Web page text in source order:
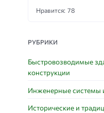
Нравится: 78
РУБРИКИ
Быстровозводимые
конструкции
Инженерные системы
Исторические и